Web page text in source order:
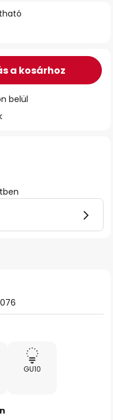
a kosárhoz
belül
GU10